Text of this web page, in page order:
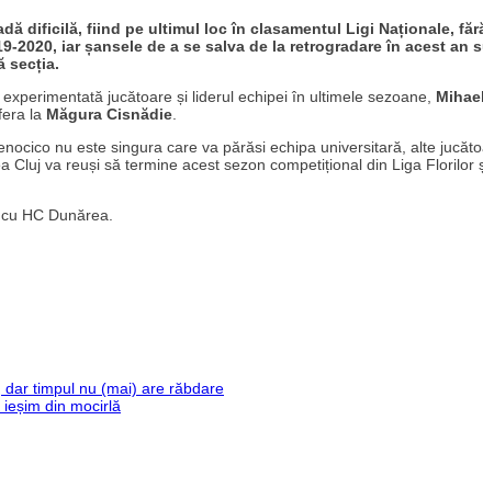
dificilă, fiind pe ultimul loc în clasamentul Ligi Naționale,
iar șansele de a se salva de la retrogradare în acest an
secția.
jucătoare și liderul echipei în ultimele sezoane,
la Măgura Cisnădie
nu este singura care va părăsi echipa universitară, alte
va reuși să termine acest sezon competițional din Liga Florilor
HC Dunărea.
timpul nu (mai) are răbdare
din mocirlă